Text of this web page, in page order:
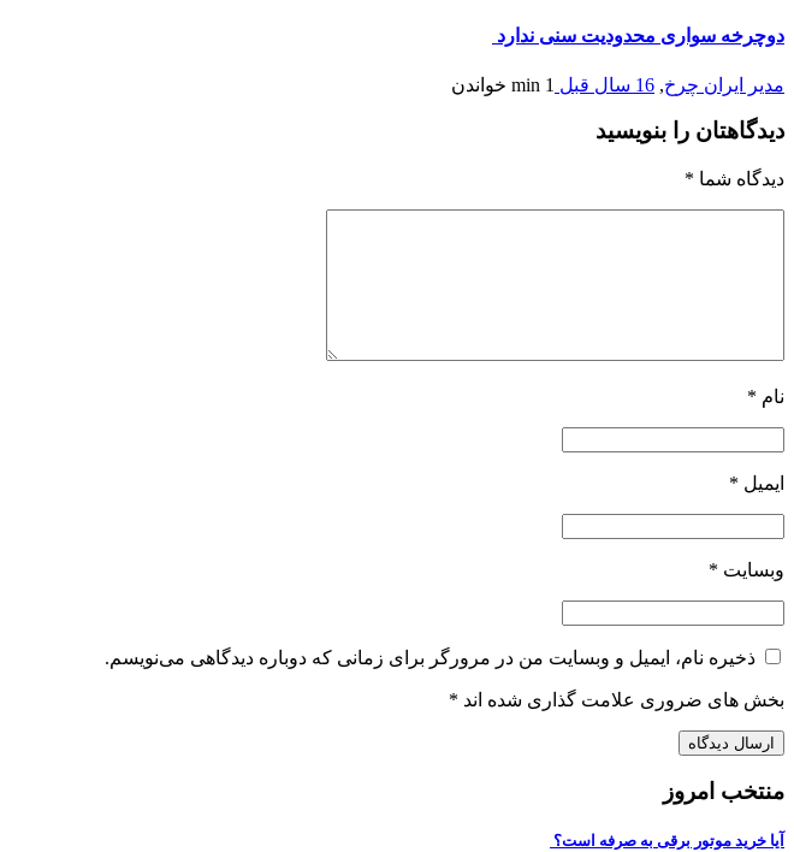
دوچرخه سواری محدودیت سنی ندارد
مدیر ایران چرخ, 16 سال قبل 1 min خواندن
دیدگاهتان را بنویسید
دیدگاه شما *
نام *
ایمیل *
وبسایت *
ذخیره نام، ایمیل و وبسایت من در مرورگر برای زمانی که دوباره دیدگاهی می‌نویسم.
بخش های ضروری علامت گذاری شده اند *
منتخب امروز
آیا خرید موتور برقی به صرفه است؟